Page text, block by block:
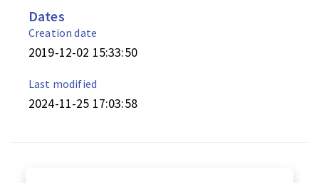
Dates
Creation date
2019-12-02 15:33:50
Last modified
2024-11-25 17:03:58